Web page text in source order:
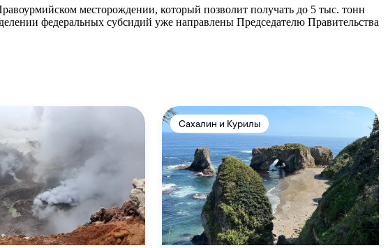
месторождении, который позволит получать до 5 тыс. тонн
федеральных субсидий уже направлены Председателю Правительства